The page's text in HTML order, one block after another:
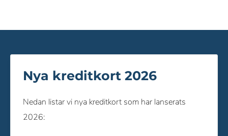
Nya kreditkort 2026
Nedan listar vi nya kreditkort som har lanserats
2026: